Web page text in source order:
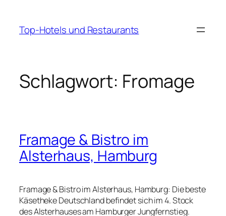
springen
Top-Hotels und Restaurants
Schlagwort: Fromage
Framage & Bistro im
Alsterhaus, Hamburg
Framage & Bistro im Alsterhaus, Hamburg: Die beste
Käsetheke Deutschland befindet sich im 4. Stock
des Alsterhauses am Hamburger Jungfernstieg.